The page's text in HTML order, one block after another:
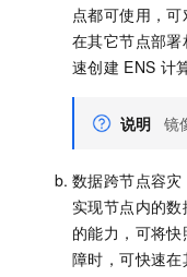
点都可使用，可
在其它节点部
速创建 ENS 计
说明 镜
数据跨节点容
实现节点内的
的能力，可将
障时，可快速在